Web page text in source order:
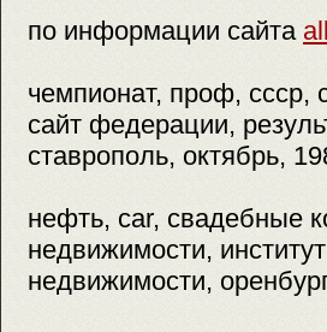
по информации сайта
чемпионат, проф, ссср,
сайт федерации,
ставрополь, октябрь,
нефть, car, свадебные
недвижимости,
недвижимости,